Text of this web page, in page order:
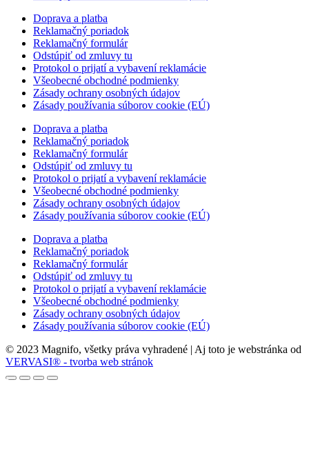
Doprava a platba
Reklamačný poriadok
Reklamačný formulár
Odstúpiť od zmluvy tu
Protokol o prijatí a vybavení reklamácie
Všeobecné obchodné podmienky
Zásady ochrany osobných údajov
Zásady používania súborov cookie (EÚ)
Doprava a platba
Reklamačný poriadok
Reklamačný formulár
Odstúpiť od zmluvy tu
Protokol o prijatí a vybavení reklamácie
Všeobecné obchodné podmienky
Zásady ochrany osobných údajov
Zásady používania súborov cookie (EÚ)
Doprava a platba
Reklamačný poriadok
Reklamačný formulár
Odstúpiť od zmluvy tu
Protokol o prijatí a vybavení reklamácie
Všeobecné obchodné podmienky
Zásady ochrany osobných údajov
Zásady používania súborov cookie (EÚ)
© 2023 Magnifo, všetky práva vyhradené | Aj toto je webstránka od
VERVASI® - tvorba web stránok